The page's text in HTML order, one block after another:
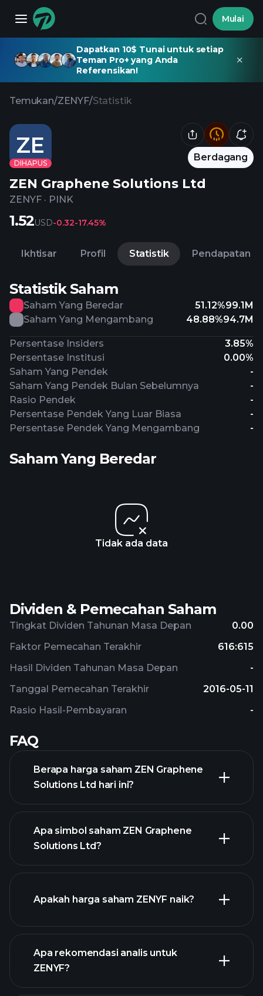
Mulai
Dapatkan 10$ Tunai untuk setiap
Teman Pro+ yang Anda
Referensikan!
Temukan/ZENYF/Statistik
ZE
DIHAPUS
Berdagang
ZEN Graphene Solutions Ltd
ZENYF · PINK
1.52USD-0.32-17.45%
Ikhtisar Profil Statistik Pendapatan
Statistik Saham
Saham Yang Beredar 51.12%99.1M
Saham Yang Mengambang
48.88%94.7M
Persentase Insiders
3.85%
Persentase Institusi
0.00%
Saham Yang Pendek
-
Saham Yang Pendek Bulan Sebelumnya
-
Rasio Pendek
-
Persentase Pendek Yang Luar Biasa
-
Persentase Pendek Yang Mengambang
-
Saham Yang Beredar
Tidak ada data
Dividen & Pemecahan Saham
Tingkat Dividen Tahunan Masa Depan 0.00
Hasil Dividen Tahunan Masa Depan -
Rasio Hasil-Pembayaran -
Faktor Pemecahan Terakhir 616:615
Tanggal Pemecahan Terakhir 2016-05-11
FAQ
Berapa harga saham ZEN Graphene
Solutions Ltd hari ini?
Apa simbol saham ZEN Graphene
Solutions Ltd?
Apakah harga saham ZENYF naik?
Apa rekomendasi analis untuk
ZENYF?